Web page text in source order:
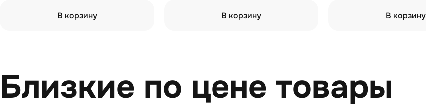
В корзину В корзину В корзину
Близкие по цене товары